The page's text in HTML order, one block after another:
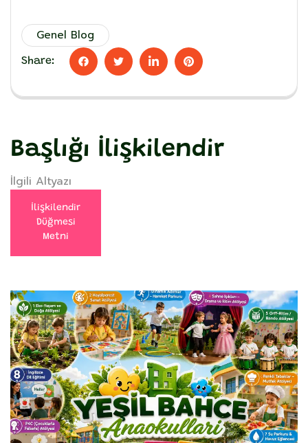
Genel Blog
Share:
Başlığı İlişkilendir
İlgili Altyazı
İlişkilendir
Düğmesi
Metni